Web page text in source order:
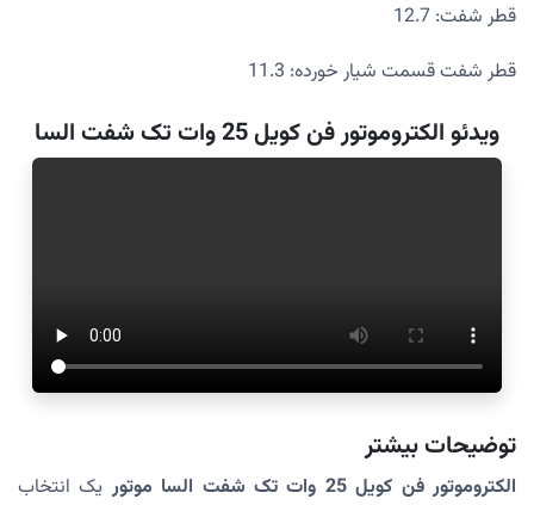
قطر شفت: 12.7
قطر شفت قسمت شیار خورده: 11.3
ویدئو الکتروموتور فن کویل 25 وات تک شفت السا
توضیحات بیشتر
الکتروموتور فن کویل 25 وات تک شفت السا موتور یک انتخاب